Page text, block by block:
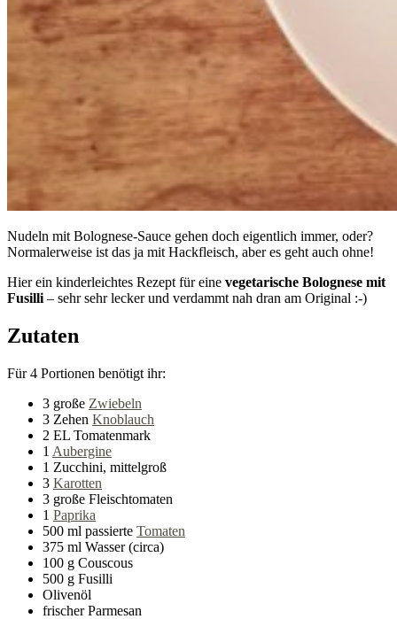
Nudeln mit Bolognese-Sauce gehen doch eigentlich immer, oder?
Normalerweise ist das ja mit Hackfleisch, aber es geht auch ohne!
Hier ein kinderleichtes Rezept für eine vegetarische Bolognese mit
Fusilli – sehr sehr lecker und verdammt nah dran am Original :-)
Zutaten
Für 4 Portionen benötigt ihr:
3 große Zwiebeln
3 Zehen Knoblauch
2 EL Tomatenmark
1 Aubergine
1 Zucchini, mittelgroß
3 Karotten
3 große Fleischtomaten
1 Paprika
500 ml passierte Tomaten
375 ml Wasser (circa)
100 g Couscous
500 g Fusilli
Olivenöl
frischer Parmesan